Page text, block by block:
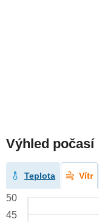
Výhled počasí
Teplota Vítr
50
45